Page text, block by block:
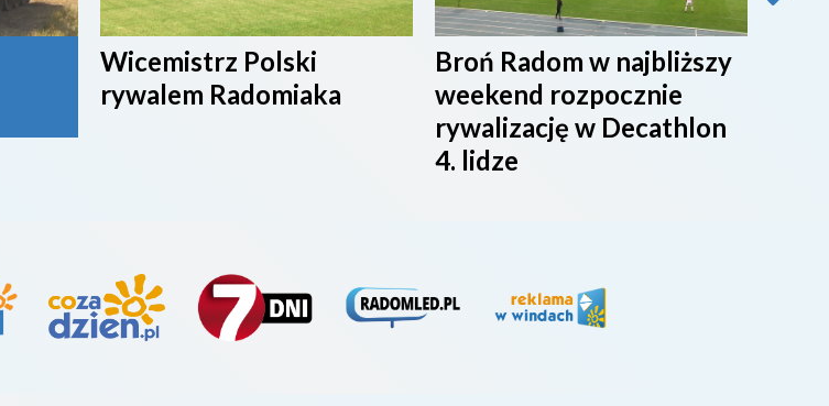
Wicemistrz Polski
rywalem Radomiaka
Broń Radom w najbliższy
weekend rozpocznie
rywalizację w Decathlon
4. lidze